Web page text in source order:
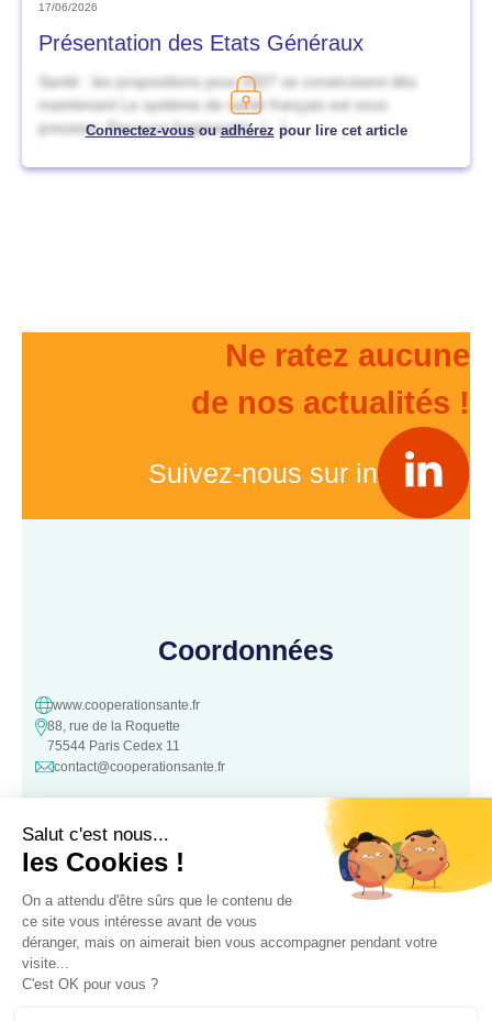
17/06/2026
Présentation des Etats Généraux
Santé : les propositions pour 2027 se construisent dès
maintenant Le système de santé français est sous
pression. Parcours fragmentés, […]
Connectez-vousouadhérez pour lire cet article
Ne ratez aucune
de nos actualités !
Suivez-nous sur in
Coordonnées
www.cooperationsante.fr
88, rue de la Roquette
75544 Paris Cedex 11
contact@cooperationsante.fr
Contact
Une question, une suggestion ?
N’hésitez pas à nous contacter :
Contacter nous